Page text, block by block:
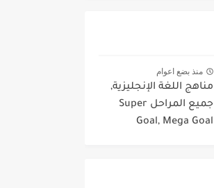
منذ بضع اعوام
مناهج اللغة الإنجليزية,
جميع المراحل Super
Goal, Mega Goal